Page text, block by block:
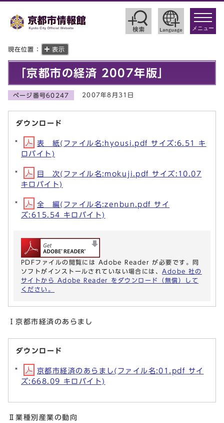
toggle
メニュー
現在位置： 表示
「京都市の経済 2007年版」
ページ番号60247 2007年8月31日
ダウンロード
表 紙(ファイル名:hyousi.pdf サイズ:6.51 キ
ロバイト)
目 次(ファイル名:mokuji.pdf サイズ:10.07
キロバイト)
全 編(ファイル名:zenbun.pdf サイ
ズ:615.54 キロバイト)
PDFファイルの閲覧には Adobe Reader が必要です。同
ソフトがインストールされていない場合には、 Adobe 社の
サイトから Adobe Reader をダウンロード（無償）して
ください。
Ⅰ京都市経済のあらまし
ダウンロード
京都市経済のあらまし(ファイル名:01.pdf サイ
ズ:668.09 キロバイト)
Ⅱ業種別産業の動向